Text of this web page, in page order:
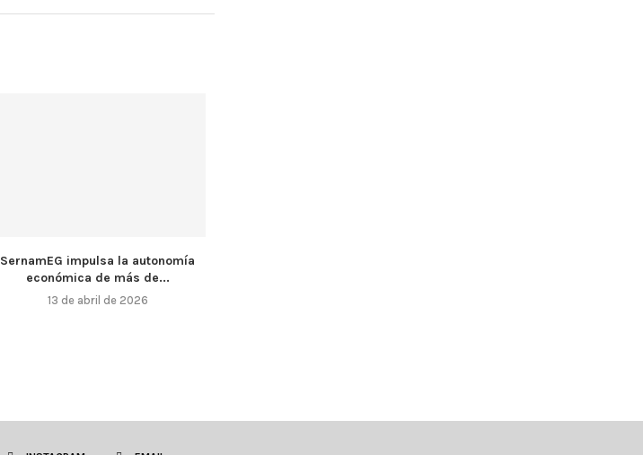
SernamEG impulsa la autonomía
económica de más de...
13 de abril de 2026